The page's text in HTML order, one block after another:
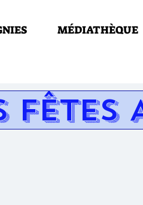
MÉDIATHÈQUE
FÊTES